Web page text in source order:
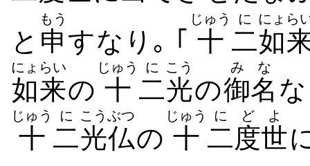
と 申
もう
すなり｡ ｢ 十
じゅう
二
に
如
にょら
如来
にょらい
の 十
じゅう
二
に
光
こう
の御名
みな
十
じゅう
二
に
光
こう
仏
ぶつ
の 十
じゅう
二
に
度
ど
世
よ